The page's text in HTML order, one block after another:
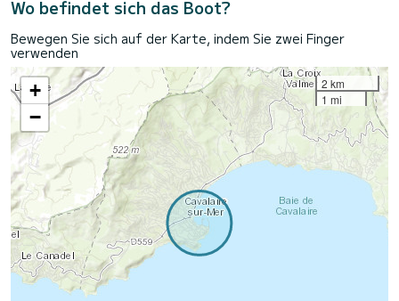
Wo befindet sich das Boot?
Bewegen Sie sich auf der Karte, indem Sie zwei Finger
verwenden
+
−
2 km
1 mi